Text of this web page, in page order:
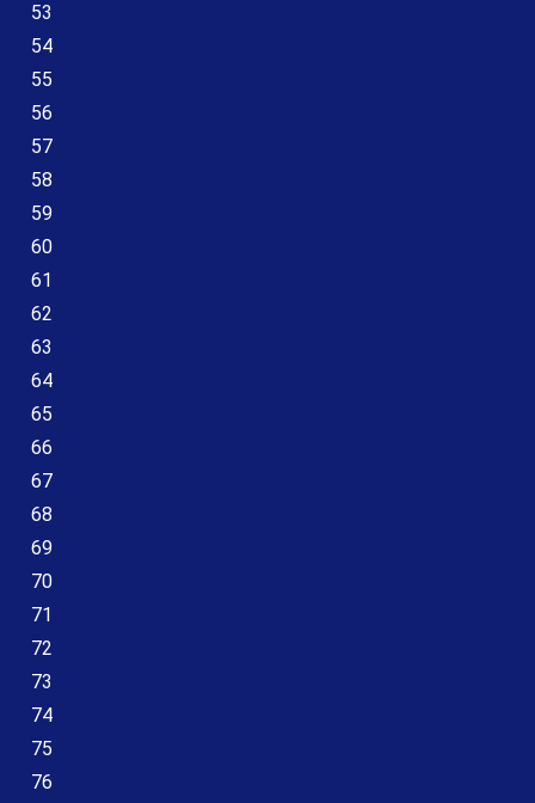
53
54
55
56
57
58
59
60
61
62
63
64
65
66
67
68
69
70
71
72
73
74
75
76